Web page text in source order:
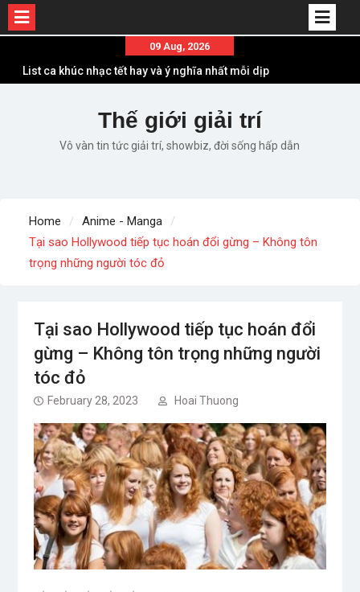
content
09 Aug, 2026
List ca khúc nhạc tết hay và ý nghĩa nhất mỗi dịp
Em ơi lên phố – Minh Vương: Màn comeback
“ngoạn mục” với triệu view
Những ca khúc nhạc xuân “sặc mùi” quảng cáo
Lời bài hát Chúng Ta của Hiện Tại – Sơn Tùng M-
TP – Full lyrics bản chuẩn
Thế giới giải trí
Vô vàn tin tức giải trí, showbiz, đời sống hấp dẫn
Home
Anime - Manga
Tại sao Hollywood tiếp tục hoán đổi gừng – Không tôn
trọng những người tóc đỏ
Tại sao Hollywood tiếp tục hoán đổi
gừng – Không tôn trọng những người
tóc đỏ
February 28, 2023 Hoai Thuong